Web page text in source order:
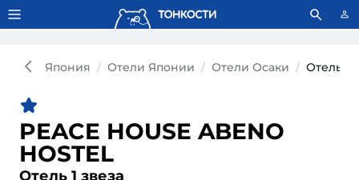
Тонкости используют сookie-файлы. Что это значит?
Япония Отели Японии Отели Осаки Отель
PEACE HOUSE ABENO
HOSTEL
Отель 1 звеза